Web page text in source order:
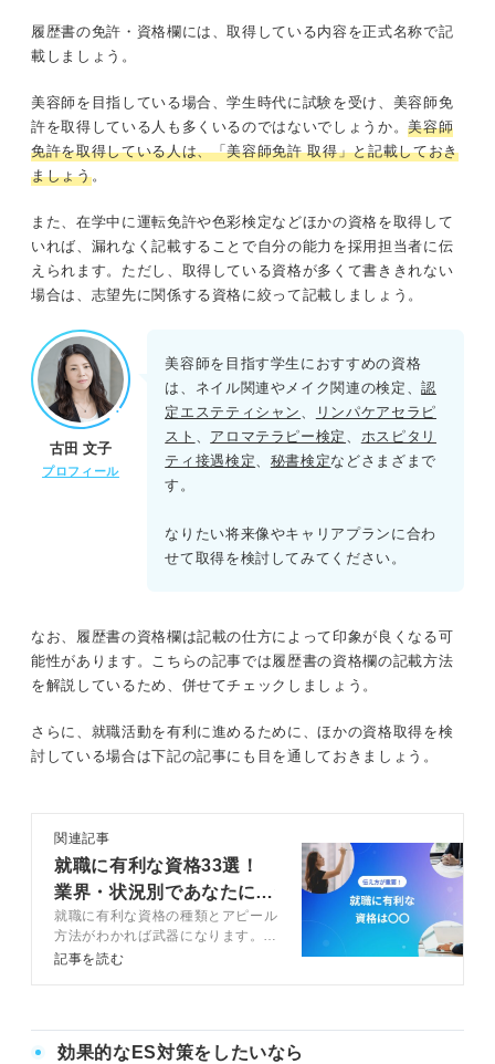
履歴書の免許・資格欄には、取得している内容を正式名称で記
載しましょう。
美容師を目指している場合、学生時代に試験を受け、美容師免
許を取得している人も多くいるのではないでしょうか。美容師
免許を取得している人は、「美容師免許 取得」と記載しておき
ましょう。
また、在学中に運転免許や色彩検定などほかの資格を取得して
いれば、漏れなく記載することで自分の能力を採用担当者に伝
えられます。ただし、取得している資格が多くて書ききれない
場合は、志望先に関係する資格に絞って記載しましょう。
古田 文子
プロフィール
美容師を目指す学生におすすめの資格
は、ネイル関連やメイク関連の検定、認
定エステティシャン
リンパケアセラピ
スト
アロマテラピー検定
ホスピタリ
ティ接遇検定
秘書検定などさまざまで
す。
なりたい将来像やキャリアプランに合わ
せて取得を検討してみてください。
なお、履歴書の資格欄は記載の仕方によって印象が良くなる可
能性があります。こちらの記事では履歴書の資格欄の記載方法
を解説しているため、併せてチェックしましょう。
さらに、就職活動を有利に進めるために、ほかの資格取得を検
討している場合は下記の記事にも目を通しておきましょう。
関連記事
就職に有利な資格33選！
業界・状況別であなたに合
った資格を解説
就職に有利な資格の種類とアピール
方法がわかれば武器になります。就
職で有利な資格一覧や効果的にアピ
るので参考にしてください。
記事を読む
効果的なES対策をしたいなら